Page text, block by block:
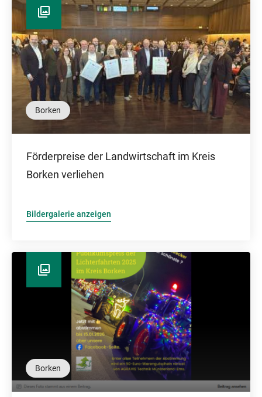
Borken
Förderpreise der Landwirtschaft im Kreis
Borken verliehen
Bildergalerie anzeigen
Borken